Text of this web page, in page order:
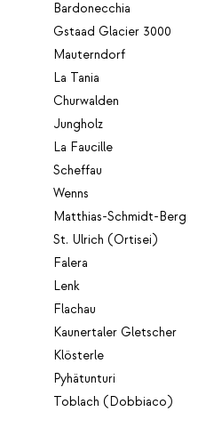
Bardonecchia
Gstaad Glacier 3000
Mauterndorf
La Tania
Churwalden
Jungholz
La Faucille
Scheffau
Wenns
Matthias-Schmidt-Berg
St. Ulrich (Ortisei)
Falera
Lenk
Flachau
Kaunertaler Gletscher
Klösterle
Pyhätunturi
Toblach (Dobbiaco)